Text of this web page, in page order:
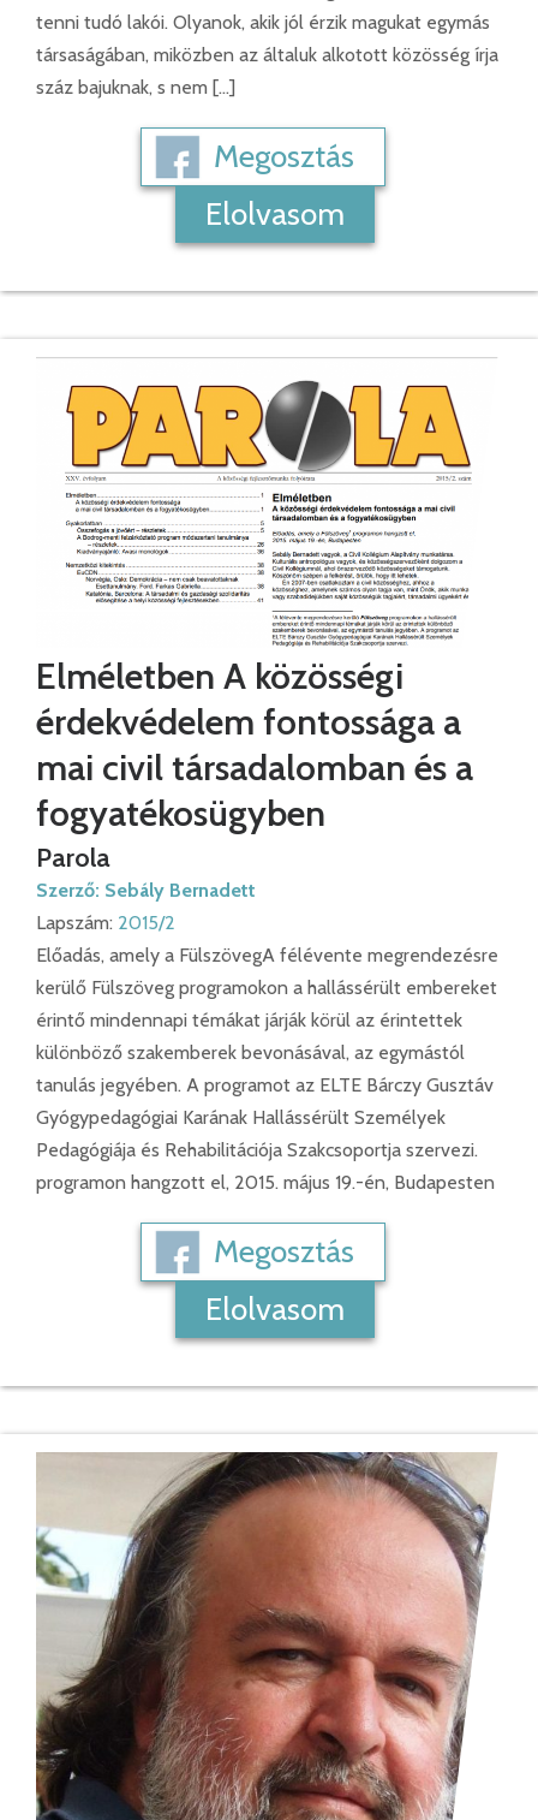
tenni tudó lakói. Olyanok, akik jól érzik magukat egymás
társaságában, miközben az általuk alkotott közösség írja
száz bajuknak, s nem […]
Megosztás
Elolvasom
Elméletben A közösségi
érdekvédelem fontossága a
mai civil társadalomban és a
fogyatékosügyben
Parola
Szerző: Sebály Bernadett
Lapszám: 2015/2
Előadás, amely a FülszövegA félévente megrendezésre
kerülő Fülszöveg programokon a hallássérült embereket
érintő mindennapi témákat járják körül az érintettek
különböző szakemberek bevonásával, az egymástól
tanulás jegyében. A programot az ELTE Bárczy Gusztáv
Gyógypedagógiai Karának Hallássérült Személyek
Pedagógiája és Rehabilitációja Szakcsoportja szervezi.
programon hangzott el, 2015. május 19.-én, Budapesten
Megosztás
Elolvasom